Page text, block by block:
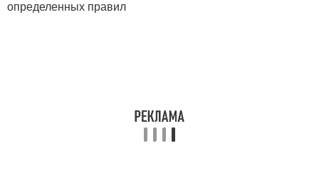
определенных правил